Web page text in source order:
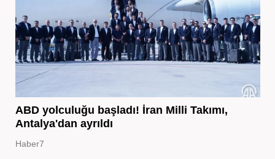
ABD yolculuğu başladı! İran Milli Takımı,
Antalya'dan ayrıldı
Haber7